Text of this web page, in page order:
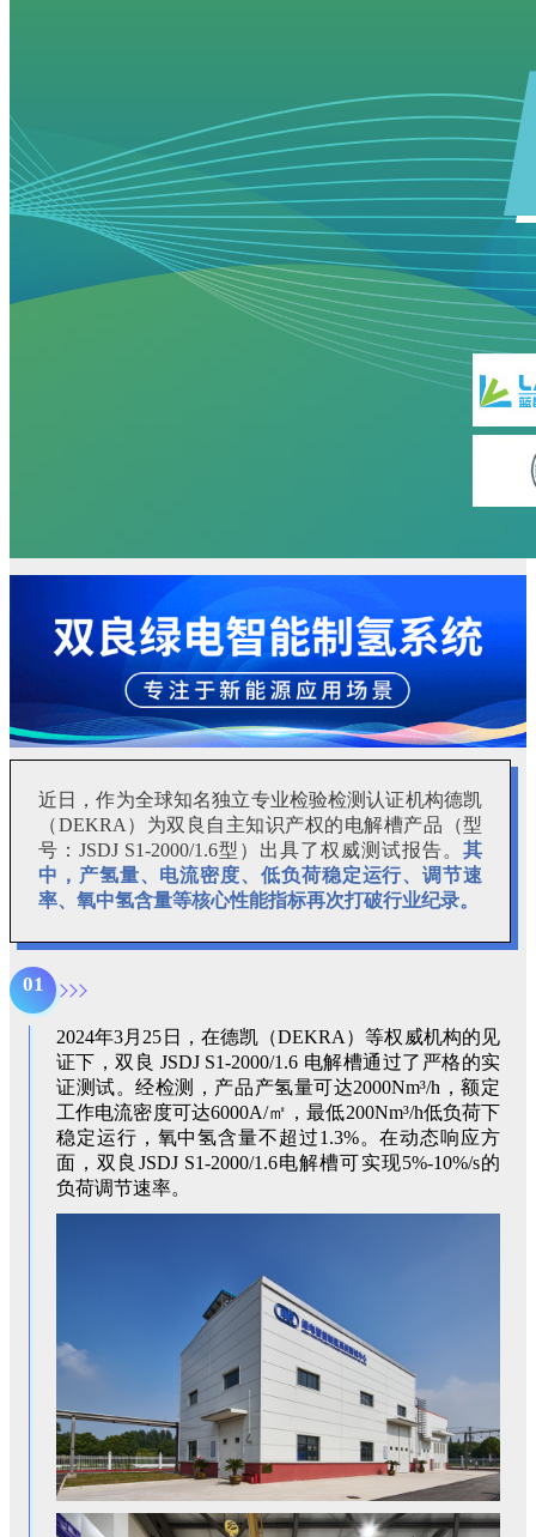
近日，作为全球知名独立专业检验检测认证机构德凯
（DEKRA）为双良自主知识产权的电解槽产品（型
号：JSDJ S1-2000/1.6型）出具了权威测试报告。其
中，产氢量、电流密度、低负荷稳定运行、调节速
率、氧中氢含量等核心性能指标再次打破行业纪录。
01
2024年3月25日，在德凯（DEKRA）等权威机构的见
证下，双良 JSDJ S1-2000/1.6 电解槽通过了严格的实
证测试。经检测，产品产氢量可达2000Nm³/h，额定
工作电流密度可达6000A/㎡，最低200Nm³/h低负荷下
稳定运行，氧中氢含量不超过1.3%。在动态响应方
面，双良JSDJ S1-2000/1.6电解槽可实现5%-10%/s的
负荷调节速率。